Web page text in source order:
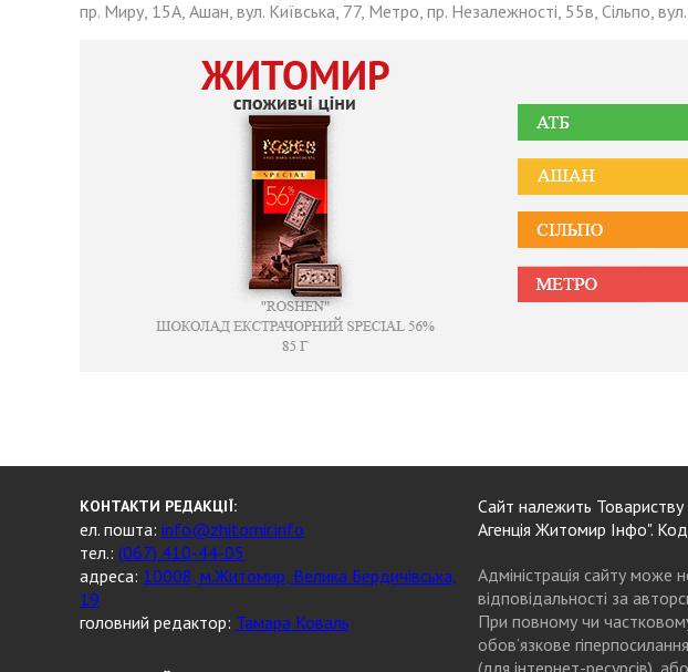
пр. Миру, 15А, Ашан, вул. Київська, 77, Метро, пр. Незалежності, 55в, Сільпо,
КОНТАКТИ РЕДАКЦІЇ:
ел. пошта: info@zhitomir.info
тел.: (067) 410-44-05
адреса: 10008, м.Житомир, Велика Бердичівська,
19
головний редактор: Тамара Коваль
Сайт належить
Агенція Житомир Інфо".
Адміністрація сайту може
відповідальності за
При повному чи
обов’язкове гіперпосилання
(для інтернет-ресурсів),